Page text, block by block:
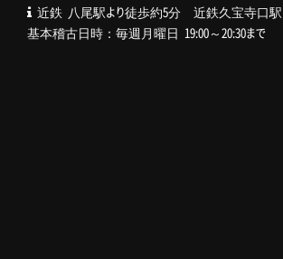
近鉄 八尾駅より徒歩約5分 近鉄久宝寺口駅
基本稽古日時：毎週月曜日 19:00～20:30まで